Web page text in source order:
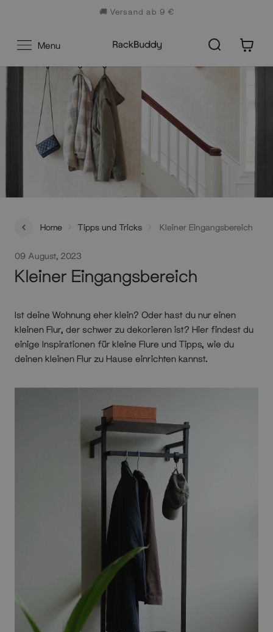
🚚 Versand ab 9 €
Menu
Home Tipps und Tricks Kleiner Eingangsbereich
09 August, 2023
Kleiner Eingangsbereich
Ist deine Wohnung eher klein? Oder hast du nur einen
kleinen Flur, der schwer zu dekorieren ist? Hier findest du
einige Inspirationen für kleine Flure und Tipps, wie du
deinen kleinen Flur zu Hause einrichten kannst.